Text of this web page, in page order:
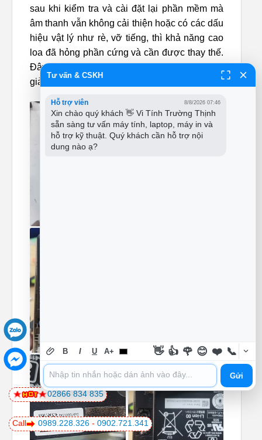
sau khi kiểm tra và cài đặt lại phần mềm mà
âm thanh vẫn không cải thiện hoặc có các dấu
hiệu vật lý như rè, vỡ tiếng, thì khả năng cao
loa đã hỏng phần cứng và cần được thay thế.
Đây là bước “chẩn đoán” quan trọng để đưa ra
giải pháp “thẩm mỹ” phù hợp nhất.
Call 0989.228.326 - 0902.721.341
02866 834 835
Tư vấn & CSKH
Hỗ trợ viên 8/8/2026 07:46
Xin chào quý khách 👋 Vi Tính Trường Thịnh
sẵn sàng tư vấn máy tính, laptop, máy in và
hỗ trợ kỹ thuật. Quý khách cần hỗ trợ nội
dung nào ạ?
B I U A+ 👋 👍 🌹 😊 ❤️ 📞
Gửi